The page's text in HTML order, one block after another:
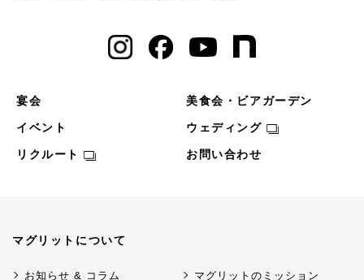
宴会 美食会・ビアガーデン
イベント ウェディング
リクルート お問い合わせ
マグリットについて
お知らせ & コラム マグリットのミッション